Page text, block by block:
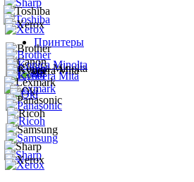
Принтеры